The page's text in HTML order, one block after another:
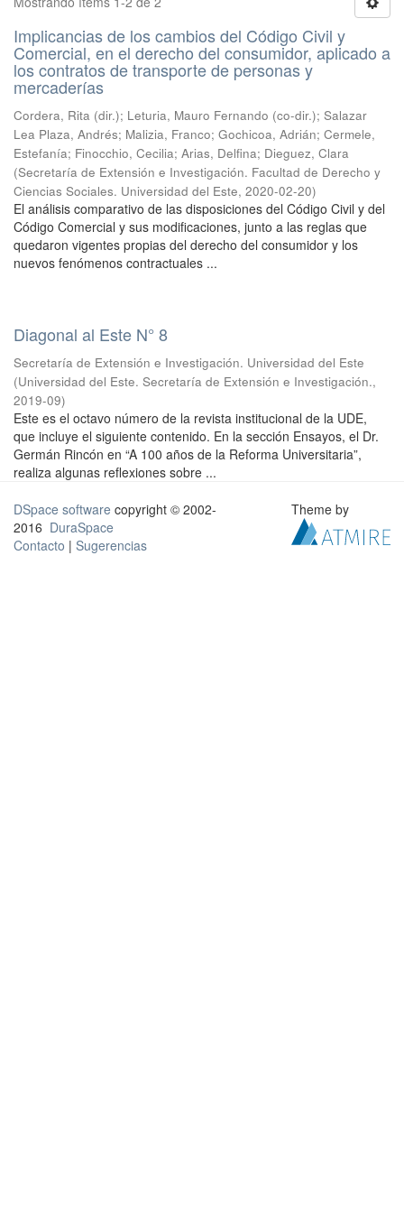
Implicancias de los cambios del Código Civil y
Comercial, en el derecho del consumidor, aplicado a
los contratos de transporte de personas y
mercaderías
Cordera, Rita (dir.); Leturia, Mauro Fernando (co-dir.); Salazar
Lea Plaza, Andrés; Malizia, Franco; Gochicoa, Adrián; Cermele,
Estefanía; Finocchio, Cecilia; Arias, Delfina; Dieguez, Clara
(Secretaría de Extensión e Investigación. Facultad de Derecho y
Ciencias Sociales. Universidad del Este, 2020-02-20)
El análisis comparativo de las disposiciones del Código Civil y del
Código Comercial y sus modificaciones, junto a las reglas que
quedaron vigentes propias del derecho del consumidor y los
nuevos fenómenos contractuales ...
Diagonal al Este N° 8
Secretaría de Extensión e Investigación. Universidad del Este
(Universidad del Este. Secretaría de Extensión e Investigación.,
2019-09)
Este es el octavo número de la revista institucional de la UDE,
que incluye el siguiente contenido. En la sección Ensayos, el Dr.
Germán Rincón en “A 100 años de la Reforma Universitaria”,
realiza algunas reflexiones sobre ...
DSpace software copyright © 2002-
2016 DuraSpace
Contacto | Sugerencias
Theme by